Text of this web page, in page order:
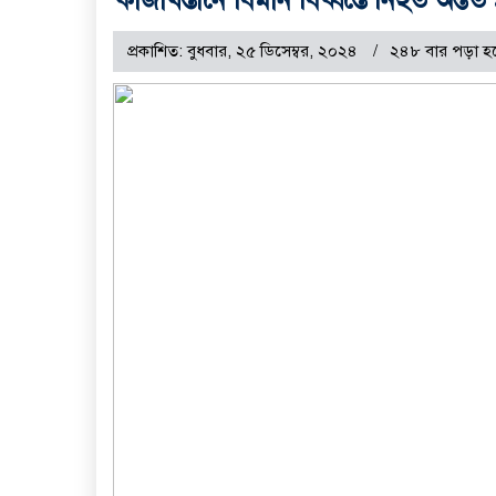
প্রকাশিত: বুধবার, ২৫ ডিসেম্বর, ২০২৪ ২৪৮ বার পড়া